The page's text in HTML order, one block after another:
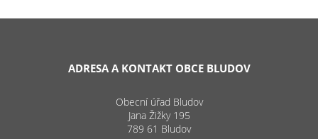
ADRESA A KONTAKT OBCE BLUDOV
Obecní úřad Bludov
Jana Žižky 195
789 61 Bludov